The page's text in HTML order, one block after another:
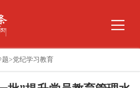
题>党纪学习教育